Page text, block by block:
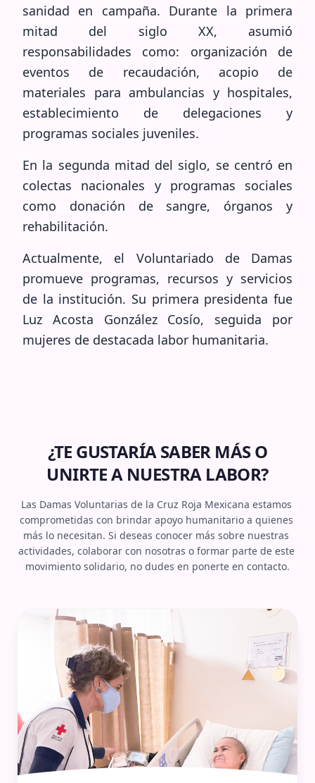
sanidad en campaña. Durante la primera
mitad del siglo XX, asumió
responsabilidades como: organización de
eventos de recaudación, acopio de
materiales para ambulancias y hospitales,
establecimiento de delegaciones y
programas sociales juveniles.
En la segunda mitad del siglo, se centró en
colectas nacionales y programas sociales
como donación de sangre, órganos y
rehabilitación.
Actualmente, el Voluntariado de Damas
promueve programas, recursos y servicios
de la institución. Su primera presidenta fue
Luz Acosta González Cosío, seguida por
mujeres de destacada labor humanitaria.
¿TE GUSTARÍA SABER MÁS O
UNIRTE A NUESTRA LABOR?
Las Damas Voluntarias de la Cruz Roja Mexicana estamos
comprometidas con brindar apoyo humanitario a quienes
más lo necesitan. Si deseas conocer más sobre nuestras
actividades, colaborar con nosotras o formar parte de este
movimiento solidario, no dudes en ponerte en contacto.